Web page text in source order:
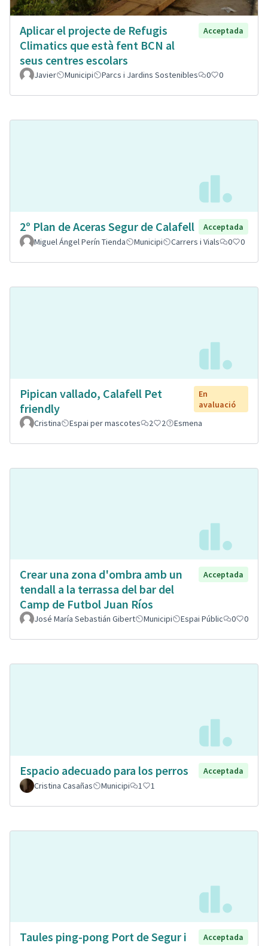
Aplicar el projecte de Refugis
Climatics que està fent BCN al
seus centres escolars
Acceptada
Javier Municipi Parcs i Jardins Sostenibles 0 0
2º Plan de Aceras Segur de Calafell
Acceptada
Miguel Ángel Perín Tienda
Municipi Carrers i Vials 0 0
Pipican vallado, Calafell Pet
friendly
En
avaluació
Cristina
Espai per mascotes 2 2 Esmena
Crear una zona d'ombra amb un
tendall a la terrassa del bar del
Camp de Futbol Juan Ríos
Acceptada
José María Sebastián Gibert Municipi Espai Públic 0 0
Espacio adecuado para los perros
Acceptada
Cristina Casañas
Municipi 1 1
Taules ping-pong Port de Segur i
Acceptada